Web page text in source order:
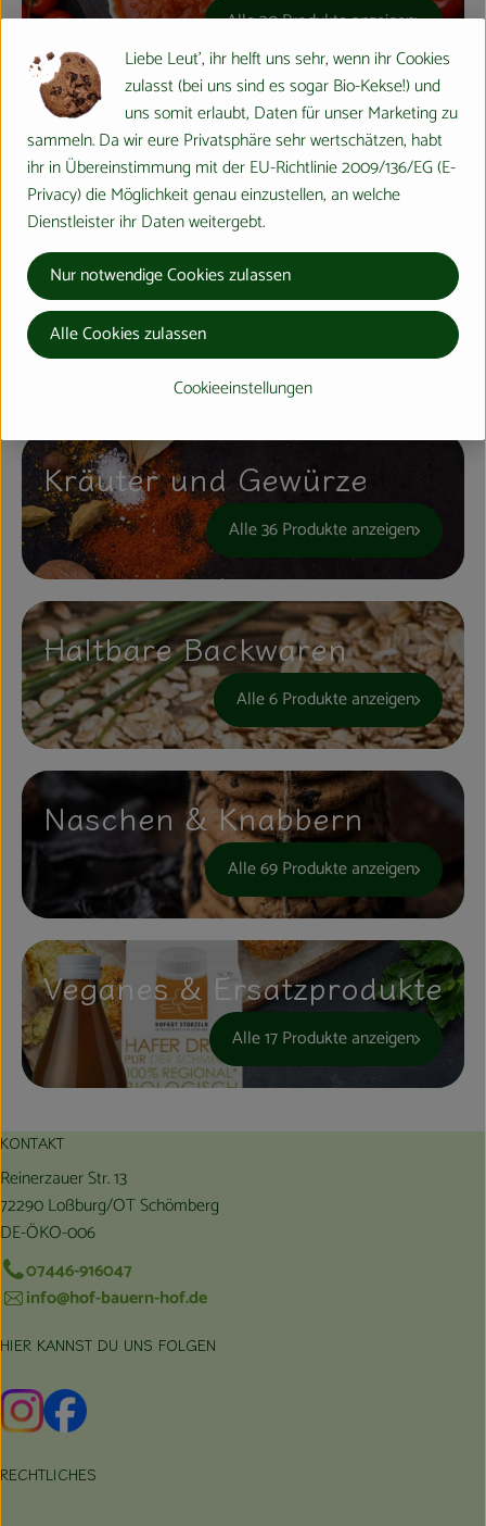
Alle 20 Produkte anzeigen
Wurst vom Hofbauernhof
Alle 9 Produkte anzeigen
Öl & Würziges
Alle 45 Produkte anzeigen
Kräuter und Gewürze
Alle 36 Produkte anzeigen
Haltbare Backwaren
Alle 6 Produkte anzeigen
Naschen & Knabbern
Alle 69 Produkte anzeigen
Veganes & Ersatzprodukte
Alle 17 Produkte anzeigen
KONTAKT
Reinerzauer Str. 13
72290 Loßburg/OT Schömberg
DE-ÖKO-006
07446-916047
info@hof-bauern-hof.de
HIER KANNST DU UNS FOLGEN
Externer Link zu https://www.instagram.com/hofbauernhof/
Externer Link zu https://www.facebook.com/
RECHTLICHES
Liebe Leut', ihr helft uns sehr, wenn ihr Cookies
zulasst (bei uns sind es sogar Bio-Kekse!) und
uns somit erlaubt, Daten für unser Marketing zu
sammeln. Da wir eure Privatsphäre sehr wertschätzen, habt
ihr in Übereinstimmung mit der EU-Richtlinie 2009/136/EG (E-
Privacy) die Möglichkeit genau einzustellen, an welche
Dienstleister ihr Daten weitergebt.
Cookieeinstellungen
Nur notwendige Cookies zulassen
Alle Cookies zulassen